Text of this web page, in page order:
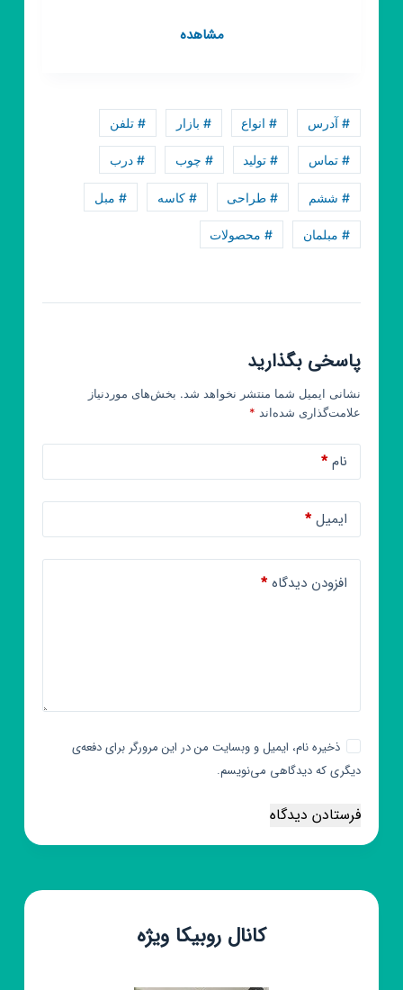
مشاهدهلوازم
اشرفی
# آدرس # انواع # بازار # تلفن
# تماس # تولید # چوب # درب
# ششم # طراحی # کاسه # مبل
# مبلمان # محصولات
پاسخی بگذارید
نشانی ایمیل شما منتشر نخواهد شد. بخش‌های موردنیاز
علامت‌گذاری شده‌اند *
نام*
ایمیل*
افزودن دیدگاه*
ذخیره نام، ایمیل و وبسایت من در این مرورگر برای دفعه‌ی
دیگری که دیدگاهی می‌نویسم.
فرستادن دیدگاه
کانال روبیکا ویژه